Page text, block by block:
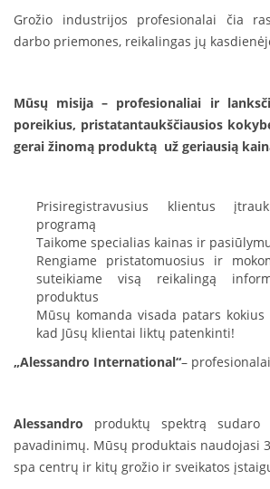
Mūsų misija – profesionaliai ir
poreikius, pristatantaukščiausios
gerai žinomą produktą už geriausią
Prisiregistravusius klientus
programą
Taikome specialias kainas ir
produktus
Mūsų komanda visada patars kokius
kad Jūsų klientai liktų patenkinti!
„Alessandro International“–
Alessandroproduktų spektrą sudaro
pavadinimų. Mūsų produktais naudojasi
spa centrų ir kitų grožio ir sveikatos
Alessandro
atranda nagų dizaino
naudodama pažangius, apsaugotus